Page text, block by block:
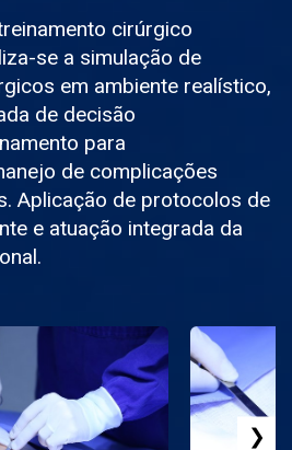
cirúrgico
se a simulação de
em ambiente realístico,
de decisão
para
de complicações
Aplicação de protocolos de
e atuação integrada da
❯